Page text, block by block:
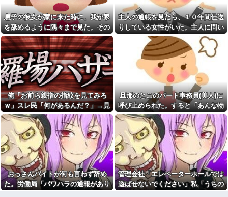
いのよ…助けて！」→帰宅した
ら玄関前がとんでもない修羅場
になっていて…
下に住み始めた住民の頭がお
かしい。朝3時から部屋に掃除機
をかける音が響く・・・
嫁からマジで離婚を切り出さ
れている。俺がネトゲしすぎて
全くかまわなかったのが原因ら
しく...
娘「お父さん早く来て！」俺
「何があった？」→「知らない
人につけられてる」と聞いて血
の気が引いて…
無人レジに前の人のレシート
が残っててん百円当たりとか書
かれた当たり券だったが店員が
さっと取ってった
【画像】 北海道、推定300kg
のヒグマ登場ｗｗｗｗｗｗｗｗ
ｗｗｗｗｗｗｗｗｗｗｗｗ
お前ら急げ！怪しい外人みつ
けたら法務省にタレコミしてみ
ろ！意外と仕事するぞ？
ら「死なないといいね」と不吉
な言葉を何度も繰り返されてし
まう・・・
浮気と緊急避妊薬を隠す元カ
ノ！問い詰めると「記憶がな
い」と逃げ、私を「モラハラ
男」認定してキープ＆おねだり
三昧。浮気発覚後、我慢の限界
で他の女性とスピード婚した結
果ｗｗｗｗｗ
【徹底議論】近代日本史で最
も取り返しのつかなかった失敗
って何？
旦那のとこのパート事務員(美
人)に呼び止められた。すると
「あんな物(昼食)を旦那さんに食
べさせるなんて信じられな
い！」と言い出し...
浮気相手との性行為時間→3時
間、嫁との性行為時間→15分
wwwwwwwww
母の一軒家借りて一人暮らし
してた頃。友人連れて帰宅した
ら、知らない女性が風呂に入っ
息子の彼女が家に来た時に、我が家
を舐めるように隅々まで見た。その
次の瞬間、女がとんでもない一言
主人の通帳を見たら、１０年間仕送
りしている女性がいた。主人に問い
詰めたら、白状して...
俺「お前ら親指の指紋を見てみろ
ｗ」スレ民「何があるんだ？」→見
た瞬間、思わず笑ってしまう人が続
出して…
旦那のとこのパート事務員(美人)に
呼び止められた。すると「あんな物
(昼食)を旦那さんに食べさせるなん
て信じられない！」と言い出し...
おっさんバイトが何も言わず辞め
た。労働局「パワハラの通報があり
管理会社「エレベーターホールでは
遊ばせないでください」私「うちの